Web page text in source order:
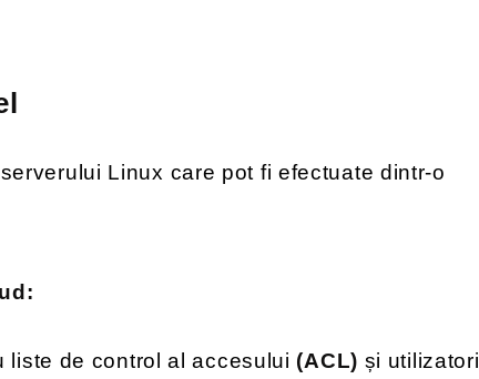
Linux care pot fi efectuate dintr-o
liste de control al accesului (ACL) și utilizatori